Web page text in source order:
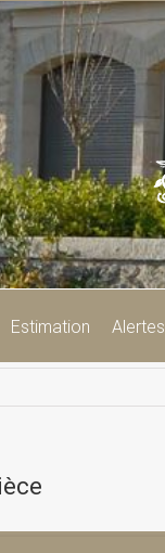
Estimation Alertes